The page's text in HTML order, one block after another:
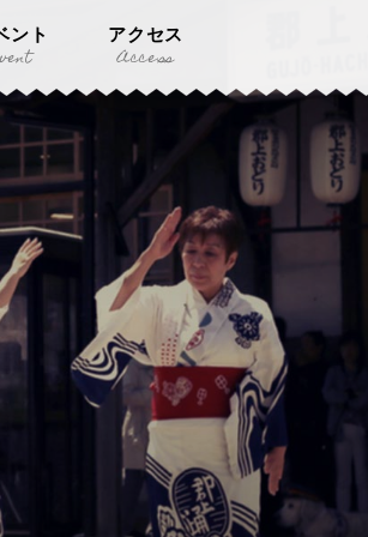
ント アクセス
Access